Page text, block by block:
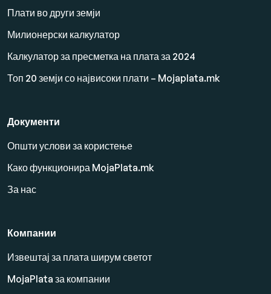
Плати во други земји
Милионерски калкулатор
Калкулатор за пресметка на плата за 2024
Топ 20 земји со највисоки плати – Mojaplata.mk
Документи
Општи услови за користење
Како функционира MojaPlata.mk
За нас
Компании
Извештај за плата ширум светот
MojaPlata за компании